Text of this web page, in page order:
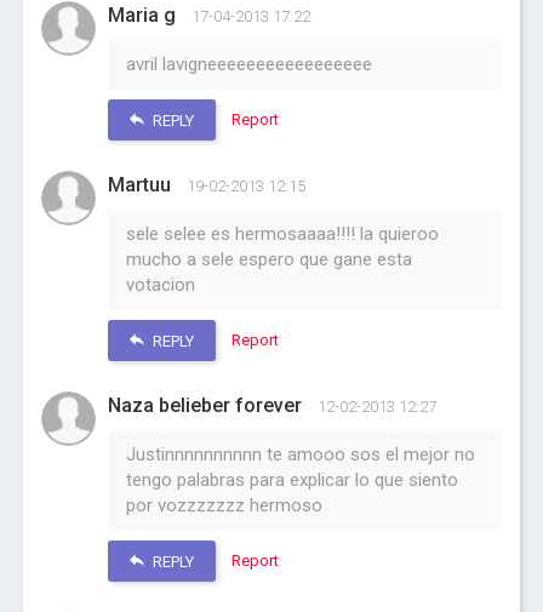
Maria g 17-04-2013 17:22
avril lavigneeeeeeeeeeeeeeeee
REPLY Report
Martuu 19-02-2013 12:15
sele selee es hermosaaaa!!!! la quieroo
mucho a sele espero que gane esta
votacion
REPLY Report
Naza belieber forever 12-02-2013 12:27
Justinnnnnnnnnn te amooo sos el mejor no
tengo palabras para explicar lo que siento
por vozzzzzzz hermoso
REPLY Report